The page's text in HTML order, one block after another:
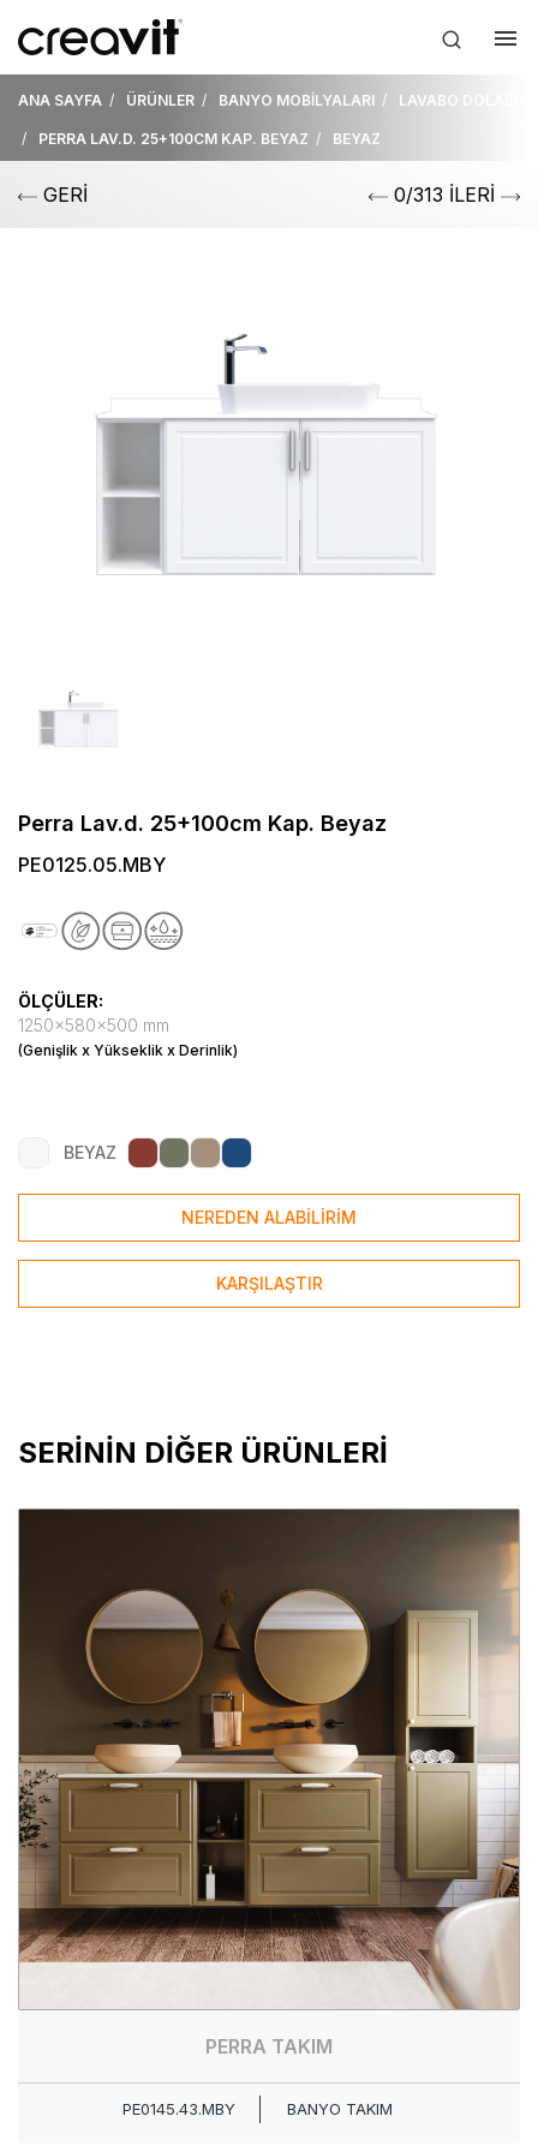
ANA SAYFA ÜRÜNLER BANYO MOBİLYALARI LAVABO DOLABI
PERRA LAV.D. 25+100CM KAP. BEYAZ BEYAZ
GERİ 0/313 İLERİ
Perra Lav.d. 25+100cm Kap. Beyaz
PE0125.05.MBY
ÖLÇÜLER:
1250x580x500 mm
(Genişlik x Yükseklik x Derinlik)
BEYAZ
NEREDEN ALABİLİRİM
KARŞILAŞTIR
SERİNİN DİĞER ÜRÜNLERİ
PERRA TAKIM
PE0145.43.MBY BANYO TAKIM